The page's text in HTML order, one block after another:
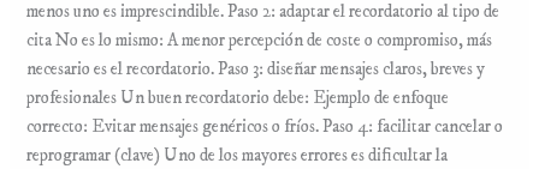
menos uno es imprescindible. Paso 2: adaptar el recordatorio al tipo de
cita No es lo mismo: A menor percepción de coste o compromiso, más
necesario es el recordatorio. Paso 3: diseñar mensajes claros, breves y
profesionales Un buen recordatorio debe: Ejemplo de enfoque
correcto: Evitar mensajes genéricos o fríos. Paso 4: facilitar cancelar o
reprogramar (clave) Uno de los mayores errores es dificultar la